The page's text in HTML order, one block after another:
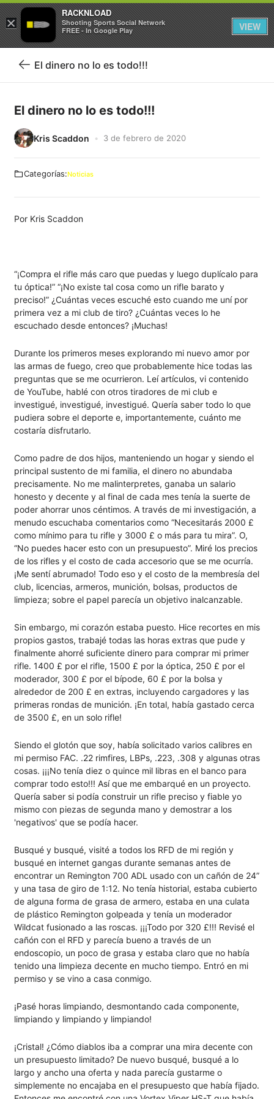
Iniciar sesión Registrarse
Volver
blog
El dinero no lo es todo!!!
El dinero no lo es todo!!!
Kris Scaddon 3 de febrero de 2020
Categorías:Noticias
Por Kris Scaddon
“¡Compra el rifle más caro que puedas y luego duplícalo para
tu óptica!” “¡No existe tal cosa como un rifle barato y
preciso!” ¿Cuántas veces escuché esto cuando me uní por
primera vez a mi club de tiro? ¿Cuántas veces lo he
escuchado desde entonces? ¡Muchas!
Durante los primeros meses explorando mi nuevo amor por
las armas de fuego, creo que probablemente hice todas las
preguntas que se me ocurrieron. Leí artículos, vi contenido
de YouTube, hablé con otros tiradores de mi club e
investigué, investigué, investigué. Quería saber todo lo que
pudiera sobre el deporte e, importantemente, cuánto me
costaría disfrutarlo.
Como padre de dos hijos, manteniendo un hogar y siendo el
principal sustento de mi familia, el dinero no abundaba
precisamente. No me malinterpretes, ganaba un salario
honesto y decente y al final de cada mes tenía la suerte de
poder ahorrar unos céntimos. A través de mi investigación, a
menudo escuchaba comentarios como “Necesitarás 2000 £
como mínimo para tu rifle y 3000 £ o más para tu mira”. O,
“No puedes hacer esto con un presupuesto”. Miré los precios
de los rifles y el costo de cada accesorio que se me ocurría.
¡Me sentí abrumado! Todo eso y el costo de la membresía del
club, licencias, armeros, munición, bolsas, productos de
limpieza; sobre el papel parecía un objetivo inalcanzable.
Sin embargo, mi corazón estaba puesto. Hice recortes en mis
propios gastos, trabajé todas las horas extras que pude y
finalmente ahorré suficiente dinero para comprar mi primer
rifle. 1400 £ por el rifle, 1500 £ por la óptica, 250 £ por el
moderador, 300 £ por el bípode, 60 £ por la bolsa y
alrededor de 200 £ en extras, incluyendo cargadores y las
primeras rondas de munición. ¡En total, había gastado cerca
de 3500 £, en un solo rifle!
Siendo el glotón que soy, había solicitado varios calibres en
mi permiso FAC. .22 rimfires, LBPs, .223, .308 y algunas otras
cosas. ¡¡¡No tenía diez o quince mil libras en el banco para
comprar todo esto!!! Así que me embarqué en un proyecto.
Quería saber si podía construir un rifle preciso y fiable yo
mismo con piezas de segunda mano y demostrar a los
'negativos' que se podía hacer.
Busqué y busqué, visité a todos los RFD de mi región y
busqué en internet gangas durante semanas antes de
encontrar un Remington 700 ADL usado con un cañón de 24”
y una tasa de giro de 1:12. No tenía historial, estaba cubierto
de alguna forma de grasa de armero, estaba en una culata
de plástico Remington golpeada y tenía un moderador
Wildcat fusionado a las roscas. ¡¡¡Todo por 320 £!!! Revisé el
cañón con el RFD y parecía bueno a través de un
endoscopio, un poco de grasa y estaba claro que no había
tenido una limpieza decente en mucho tiempo. Entró en mi
permiso y se vino a casa conmigo.
¡Pasé horas limpiando, desmontando cada componente,
limpiando y limpiando y limpiando!
¡Cristal! ¿Cómo diablos iba a comprar una mira decente con
un presupuesto limitado? De nuevo busqué, busqué a lo
largo y ancho una oferta y nada parecía gustarme o
simplemente no encajaba en el presupuesto que había fijado.
×
RACKNLOAD
Shooting Sports Social Network
FREE - In Google Play
VIEW